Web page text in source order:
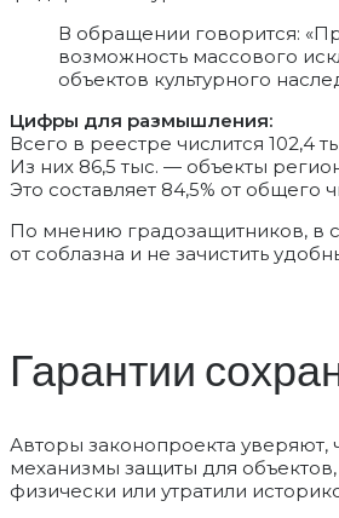
В обращении говорится:
возможность массового
объектов культурного
Цифры для размышления:
Всего в реестре числится 102,4
Из них 86,5 тыс. — объекты
Это составляет 84,5% от общего
По мнению градозащитников, в
от соблазна и не зачистить
Гарантии
Авторы законопроекта уверяют,
механизмы защиты для
физически или утратили